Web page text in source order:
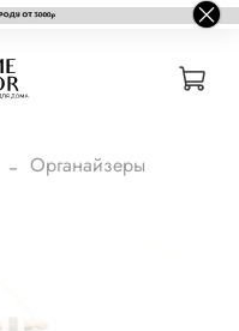
Органайзеры